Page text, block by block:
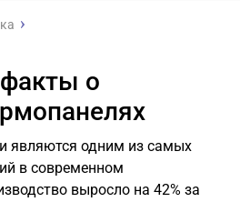
о
являются одним из самых
в современном
выросло на 42% за